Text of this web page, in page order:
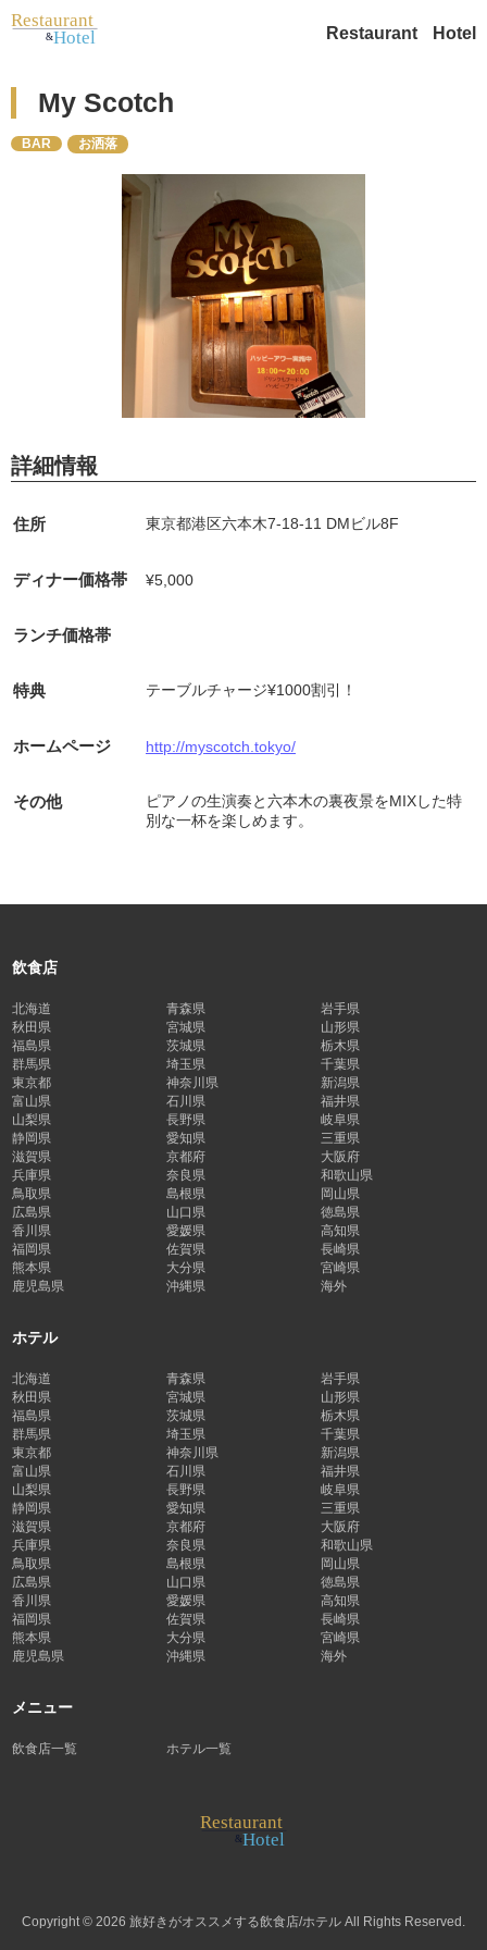
Restaurant Hotel
My Scotch
BAR お洒落
詳細情報
住所 東京都港区六本木7-18-11 DMビル8F
ディナー価格帯 ¥5,000
ランチ価格帯
特典 テーブルチャージ¥1000割引！
ホームページ http://myscotch.tokyo/
その他
ピアノの生演奏と六本木の裏夜景をMIXした特
別な一杯を楽しめます。
飲食店
北海道 青森県
岩手県
秋田県
宮城県
山形県
福島県
茨城県
栃木県
群馬県
埼玉県
千葉県
東京都
神奈川県
新潟県
富山県
石川県
福井県
山梨県
長野県
岐阜県
静岡県
愛知県
三重県
滋賀県
京都府
大阪府
兵庫県
奈良県
和歌山県
鳥取県
島根県
岡山県
広島県
山口県
徳島県
香川県
愛媛県
高知県
福岡県
佐賀県
長崎県
熊本県
大分県
宮崎県
鹿児島県
沖縄県 海外
ホテル
北海道 青森県
岩手県
秋田県
宮城県
山形県
福島県
茨城県
栃木県
群馬県
埼玉県
千葉県
東京都
神奈川県
新潟県
富山県
石川県
福井県
山梨県
長野県
岐阜県
静岡県
愛知県
三重県
滋賀県
京都府
大阪府
兵庫県
奈良県
和歌山県
鳥取県
島根県
岡山県
広島県
山口県
徳島県
香川県
愛媛県
高知県
福岡県
佐賀県
長崎県
熊本県
大分県
宮崎県
鹿児島県
沖縄県 海外
メニュー
飲食店一覧 ホテル一覧
Copyright © 2026 旅好きがオススメする飲食店/ホテル All Rights Reserved.